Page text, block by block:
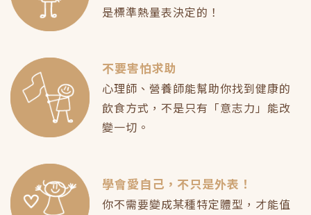
是標準熱量表決定的！
不要害怕求助
心理師、營養師能幫助你找到健康的
飲食方式，不是只有「意志力」能改
變一切。
學會愛自己，不只是外表！
你不需要變成某種特定體型，才能值